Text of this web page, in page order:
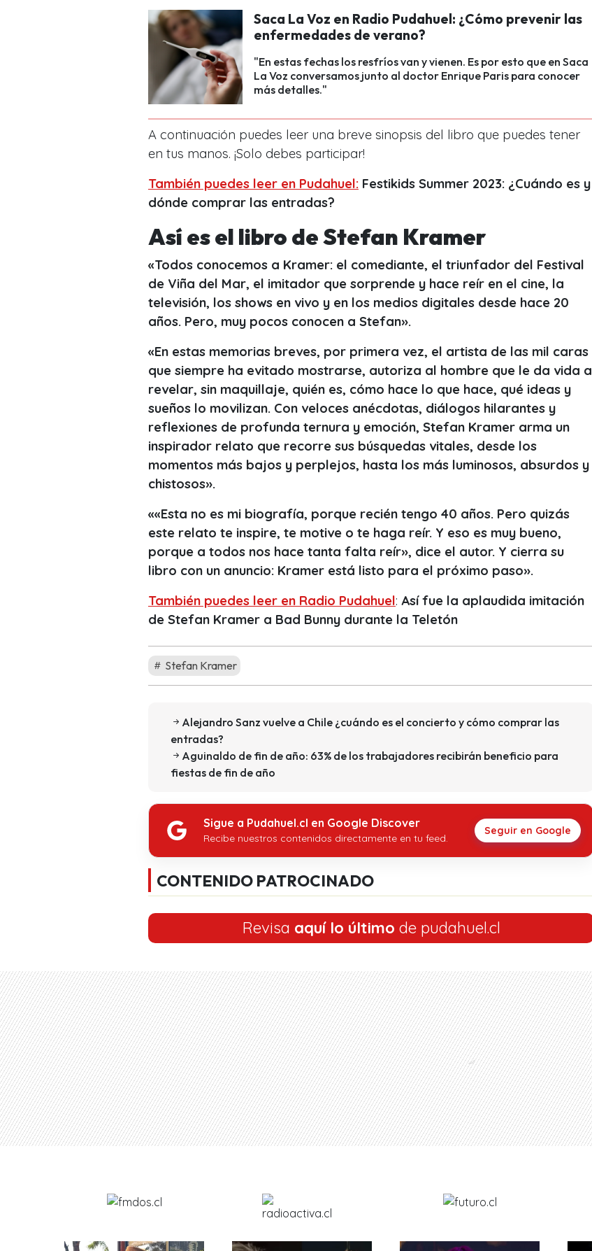
Saca La Voz en Radio Pudahuel: ¿Cómo prevenir las
enfermedades de verano?
"En estas fechas los resfríos van y vienen. Es por esto que en Saca
La Voz conversamos junto al doctor Enrique Paris para conocer
más detalles."
A continuación puedes leer una breve sinopsis del libro que puedes tener
en tus manos. ¡Solo debes participar!
También puedes leer en Pudahuel: Festikids Summer 2023: ¿Cuándo es y
dónde comprar las entradas?
Así es el libro de Stefan Kramer
«Todos conocemos a Kramer: el comediante, el triunfador del Festival
de Viña del Mar, el imitador que sorprende y hace reír en el cine, la
televisión, los shows en vivo y en los medios digitales desde hace 20
años. Pero, muy pocos conocen a Stefan».
«En estas memorias breves, por primera vez, el artista de las mil caras
que siempre ha evitado mostrarse, autoriza al hombre que le da vida a
revelar, sin maquillaje, quién es, cómo hace lo que hace, qué ideas y
sueños lo movilizan. Con veloces anécdotas, diálogos hilarantes y
reflexiones de profunda ternura y emoción, Stefan Kramer arma un
inspirador relato que recorre sus búsquedas vitales, desde los
momentos más bajos y perplejos, hasta los más luminosos, absurdos y
chistosos».
««Esta no es mi biografía, porque recién tengo 40 años. Pero quizás
este relato te inspire, te motive o te haga reír. Y eso es muy bueno,
porque a todos nos hace tanta falta reír», dice el autor. Y cierra su
libro con un anuncio: Kramer está listo para el próximo paso».
También puedes leer en Radio Pudahuel: Así fue la aplaudida imitación
de Stefan Kramer a Bad Bunny durante la Teletón
Stefan Kramer
Alejandro Sanz vuelve a Chile ¿cuándo es el concierto y cómo comprar las
entradas?
Aguinaldo de fin de año: 63% de los trabajadores recibirán beneficio para
fiestas de fin de año
Sigue a Pudahuel.cl en Google Discover
Recibe nuestros contenidos directamente en tu feed.
Seguir en Google
CONTENIDO PATROCINADO
Revisa aquí lo último de pudahuel.cl